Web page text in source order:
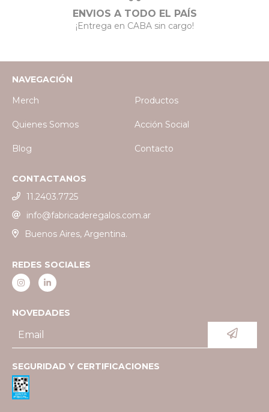
ENVIOS A TODO EL PAÍS
¡Entrega en CABA sin cargo!
NAVEGACIÓN
Merch
Productos
Quienes Somos Acción Social
Blog Contacto
CONTACTANOS
11.2403.7725
info@fabricaderegalos.com.ar
Buenos Aires, Argentina.
REDES SOCIALES
NOVEDADES
SEGURIDAD Y CERTIFICACIONES